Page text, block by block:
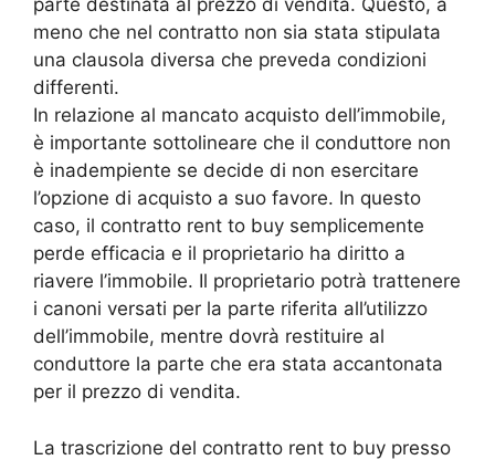
parte destinata al prezzo di vendita. Questo, a
meno che nel contratto non sia stata stipulata
una clausola diversa che preveda condizioni
differenti.
In relazione al mancato acquisto dell’immobile,
è importante sottolineare che il conduttore non
è inadempiente se decide di non esercitare
l’opzione di acquisto a suo favore. In questo
caso, il contratto rent to buy semplicemente
perde efficacia e il proprietario ha diritto a
riavere l’immobile. Il proprietario potrà trattenere
i canoni versati per la parte riferita all’utilizzo
dell’immobile, mentre dovrà restituire al
conduttore la parte che era stata accantonata
per il prezzo di vendita.
La trascrizione del contratto rent to buy presso